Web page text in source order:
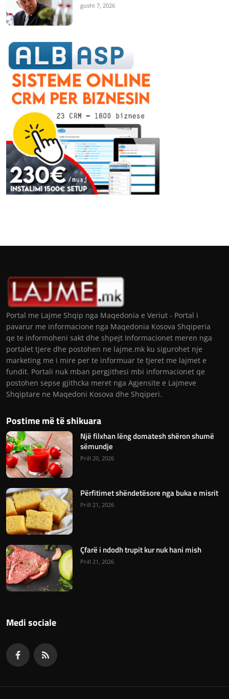
gusht 7, 2026
Portal me Lajme Shqip nga Maqedonia e Veriut - Portal i
pavarur me informacione nga Maqedonia Kosova Shqiperia
qe te informoheni sakt dhe shpejt Informacionet meren nga
portalet tjere dhe postohen ne lajme.mk ku sigurohet nje
marketing me i mire per te informuar te tjeret me lajmet e
fundit. Portali nuk mban pergjithesi mbi informacionet qe
postohen sepse gjithcka meret nga Agjensite e Lajmeve
Shqiptare ne Maqedoni Kosova dhe Shqiperi.
Postime më të shikuara
Një filxhan lëng domatesh shëron shumë
sëmundje
Prill 20, 2026
Përfitimet shëndetësore nga buka e misrit
Prill 21, 2026
Çfarë i ndodh trupit kur nuk hani mish
Prill 21, 2026
Medi sociale